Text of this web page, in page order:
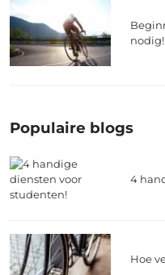
nodig!
Populaire blogs
4
Hoe